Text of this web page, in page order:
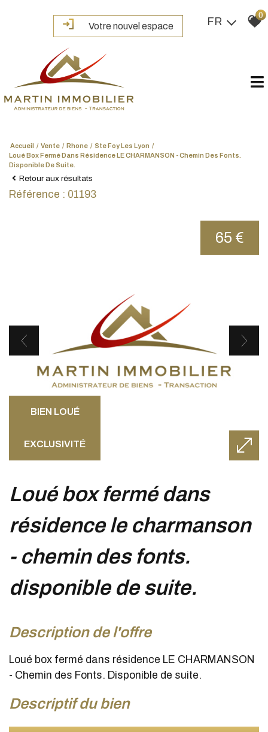
Votre nouvel espace FR
0
Accueil Vente Rhone
Ste Foy Les Lyon
Loué Box Fermé Dans Résidence LE CHARMANSON - Chemin Des Fonts.
Disponible De Suite.
Retour aux résultats
Référence : 01193
BIEN LOUÉ
EXCLUSIVITÉ
65 €
loué box fermé dans
résidence le charmanson
- chemin des fonts.
disponible de suite.
description de l'offre
Loué box fermé dans résidence LE CHARMANSON
- Chemin des Fonts. Disponible de suite.
descriptif du bien